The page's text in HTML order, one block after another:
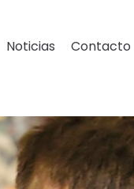
Noticias Contacto